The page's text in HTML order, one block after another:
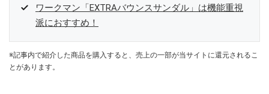
ワークマン「EXTRAバウンスサンダル」は機能重視
派におすすめ！
※記事内で紹介した商品を購入すると、売上の一部が当サイトに還元されるこ
とがあります。